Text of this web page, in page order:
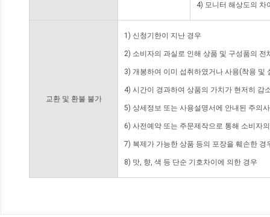
4) 모니터 해상도의 차
교환 및 환불 불가
1) 신청기한이 지난 경우
2) 소비자의 과실로 인해 상품 및 구성품의
3) 개봉하여 이미 섭취하였거나 사용(착용 및
4) 시간이 경과하여 상품의 가치가 현저히 감
5) 상세정보 또는 사용설명서에 안내된 주의
6) 사전예약 또는 주문제작으로 통해 소비자
7) 복제가 가능한 상품 등의 포장을 훼손한 경
8) 맛, 향, 색 등 단순 기호차이에 의한 경우